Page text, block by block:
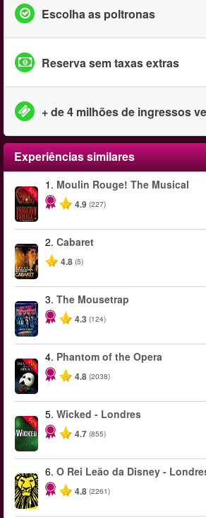
Escolha as poltronas
Reserva sem taxas extras
+ de 4 milhões de ingressos
Experiências similares
-50%
1. Moulin Rouge! The Musical
4.9 (227)
2. Cabaret
4.8 (5)
3. The Mousetrap
4.3 (124)
-20%
4. Phantom of the Opera
4.8 (2038)
-50%
5. Wicked - Londres
4.7 (855)
6. O Rei Leão da Disney -
4.8 (2261)